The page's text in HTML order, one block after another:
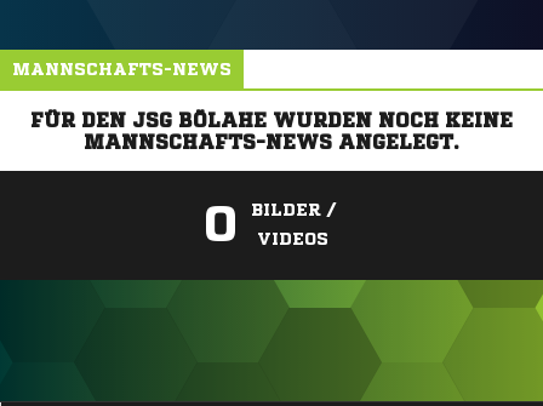
MANNSCHAFTS-NEWS
FÜR DEN JSG BÖLAHE WURDEN NOCH KEINE
MANNSCHAFTS-NEWS ANGELEGT.
0
BILDER /
VIDEOS